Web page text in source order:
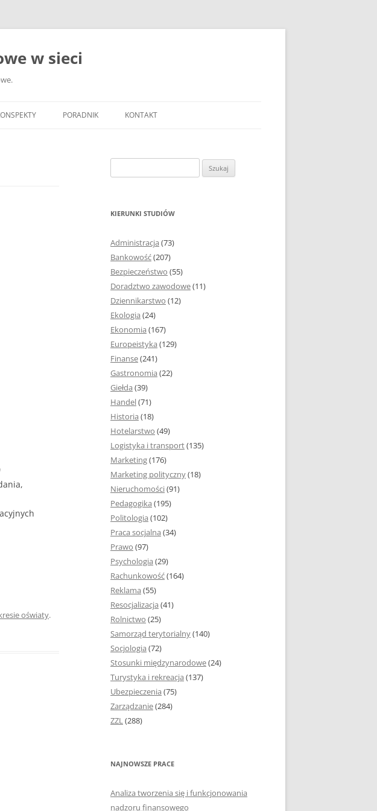
w sieci
PORADNIK
JAK ZBIERAĆ I OPRACOWYWAĆ
BIBLIOGRAFICZNYCH
ZAWARTOŚĆ I ROZMIAR PRACY
DYPLOMOWEJ
ESTETYKA PRACY DYPLOMOWEJ –
WYRÓŻNIENIA, NUMEROWANIE
CZCIONKA, MARGINESY I
WIELKOŚĆ STRON
STRUKTURA AKAPITU W PRACY
DYPLOMOWEJ
STYL PRACY DYPLOMOWEJ
SPIS TREŚCI W PRACY
DYPLOMOWEJ
WSTĘP PRACY DYPLOMOWEJ
ROZDZIAŁY I PODROZDZIAŁY
ZAKOŃCZENIE PRACY
DYPLOMOWEJ
BIBLIOGRAFIA
SPIS RYSUNKÓW, TABEL I
ZAŁĄCZNIKÓW
TABELE, RYSUNKI ORAZ WYKRESY
KSIĄŻKI, KTÓRE POMOGĄ CI
KONTAKT
oświaty.
KIERUNKI STUDIÓW
Administracja (73)
Bankowość(207)
Bezpieczeństwo (55)
Doradztwo zawodowe(11)
Dziennikarstwo (12)
Ekologia (24)
Ekonomia (167)
Europeistyka (129)
Finanse(241)
Gastronomia (22)
Giełda (39)
Handel(71)
Historia (18)
Hotelarstwo (49)
Logistyka i transport(135)
Marketing(176)
Marketing polityczny(18)
Nieruchomości(91)
Pedagogika (195)
Politologia (102)
Praca socjalna (34)
Prawo (97)
Psychologia (29)
Rachunkowość(164)
Reklama (55)
Resocjalizacja (41)
Rolnictwo (25)
Samorząd terytorialny(140)
Socjologia (72)
Stosunki międzynarodowe(24)
Turystyka i rekreacja (137)
Ubezpieczenia (75)
Zarządzanie(284)
ZZL(288)
NAJNOWSZE PRACE
Analiza tworzenia się i funkcjonowania
nadzoru finansowego